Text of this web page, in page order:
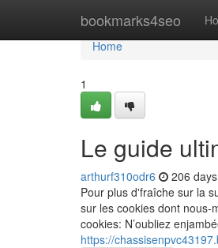
bookmarks4seo
Home
Home
1
Le guide
arthurf310odr6 206
Pour plus d'fraîche sur la
sur les cookies dont nous-
cookies: N’oubliez
https://